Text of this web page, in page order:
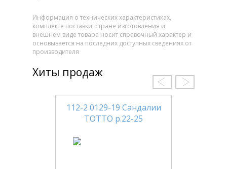
Информация о технических характеристиках,
комплекте поставки, стране изготовления и
внешнем виде товара носит справочный характер и
основывается на последних доступных сведениях от
производителя
Хиты продаж
112-2 0129-19 Сандалии
ТОТТО р.22-25